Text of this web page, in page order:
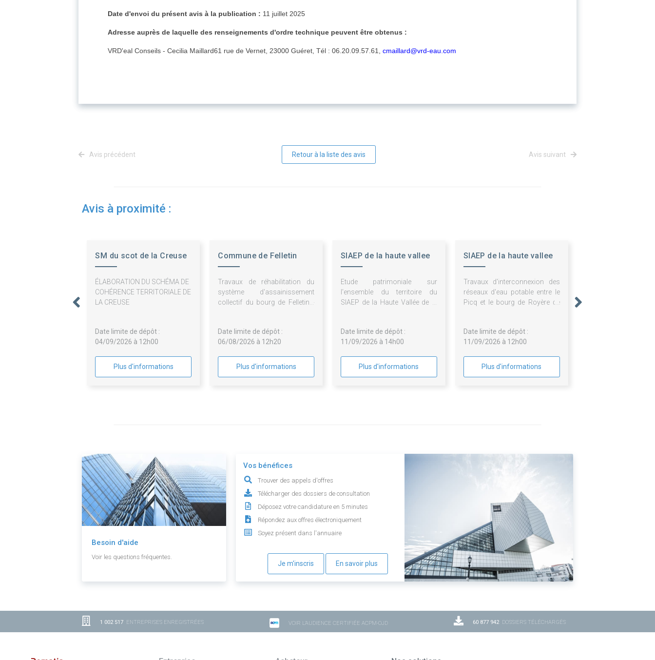
Date d'envoi du présent avis à la publication : 11 juillet 2025
Adresse auprès de laquelle des renseignements d'ordre technique peuvent être obtenus :
VRD'eal Conseils - Cecilia Maillard61 rue de Vernet, 23000 Guéret, Tél : 06.20.09.57.61,cmaillard@vrd-eau.com
Avis précédent Retour à la liste des avis Avis suivant
Avis à proximité :
SM du scot de la Creuse
ÉLABORATION DU SCHÉMA DE
COHÉRENCE TERRITORIALE DE
LA CREUSE
Date limite de dépôt :
04/09/2026 à 12h00
Plus d'informations
Commune de Felletin
Travaux de réhabilitation du
système d'assainissement
collectif du bourg de Felletin -
Date limite de dépôt :
06/08/2026 à 12h20
Plus d'informations
SIAEP de la haute vallee
Etude patrimoniale sur
l'ensemble du territoire du
SIAEP de la Haute Vallée de la
et stratégie de sobriété)
Date limite de dépôt :
11/09/2026 à 14h00
Plus d'informations
SIAEP de la haute vallee
Travaux d'interconnexion des
réseaux d'eau potable entre le
Picq et le bourg de Royère de
Date limite de dépôt :
11/09/2026 à 12h00
Plus d'informations
Besoin d'aide
Voir les questions fréquentes.
Vos bénéfices
Trouver des appels d'offres
Télécharger des dossiers de consultation
Déposez votre candidature en 5 minutes
Répondez aux offres électroniquement
Soyez présent dans l'annuaire
Je m'inscris En savoir plus
1 002 517 ENTREPRISES ENREGISTRÉES VOIR L'AUDIENCE CERTIFIÉE ACPM-OJD 60 877 942DOSSIERS TÉLÉCHARGÉS